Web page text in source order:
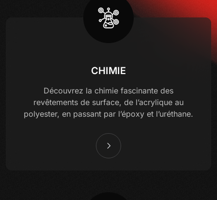
CHIMIE
Découvrez la chimie fascinante des
revêtements de surface, de l’acrylique au
polyester, en passant par l’époxy et l’uréthane.